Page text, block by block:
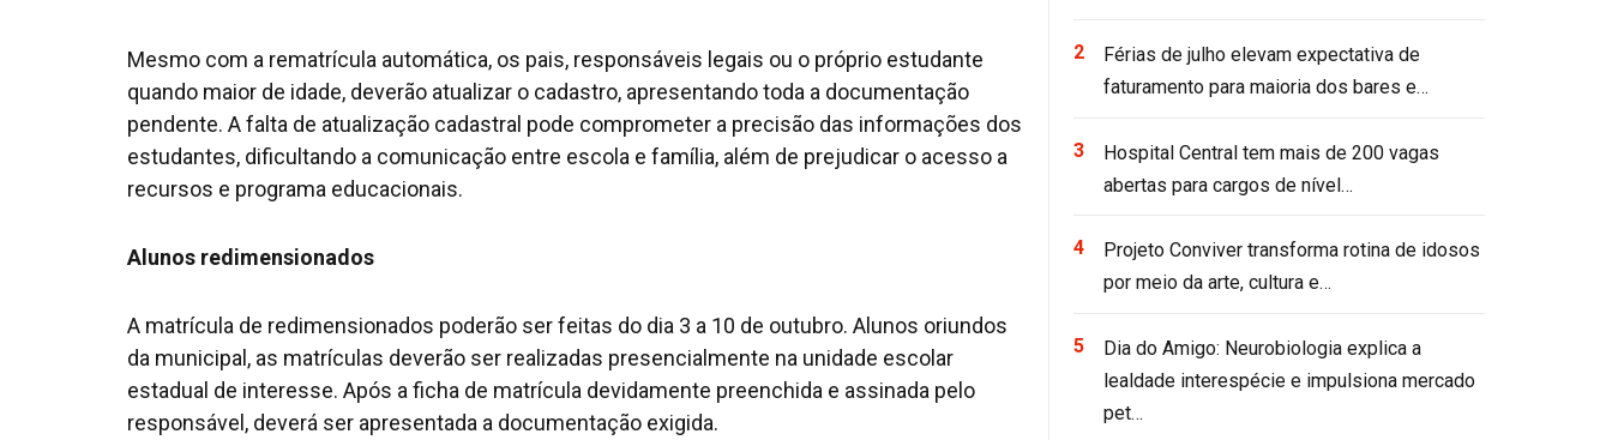
Mesmo com a rematrícula automática, os pais, responsáveis legais ou o próprio estudante
quando maior de idade, deverão atualizar o cadastro, apresentando toda a documentação
pendente. A falta de atualização cadastral pode comprometer a precisão das informações dos
estudantes, dificultando a comunicação entre escola e família, além de prejudicar o acesso a
recursos e programa educacionais.
Alunos redimensionados
A matrícula de redimensionados poderão ser feitas do dia 3 a 10 de outubro. Alunos oriundos
da municipal, as matrículas deverão ser realizadas presencialmente na unidade escolar
estadual de interesse. Após a ficha de matrícula devidamente preenchida e assinada pelo
responsável, deverá ser apresentada a documentação exigida.
Férias de julho elevam expectativa de
faturamento para maioria dos bares e…
Hospital Central tem mais de 200 vagas
abertas para cargos de nível…
Projeto Conviver transforma rotina de idosos
por meio da arte, cultura e…
Dia do Amigo: Neurobiologia explica a
lealdade interespécie e impulsiona mercado
pet…